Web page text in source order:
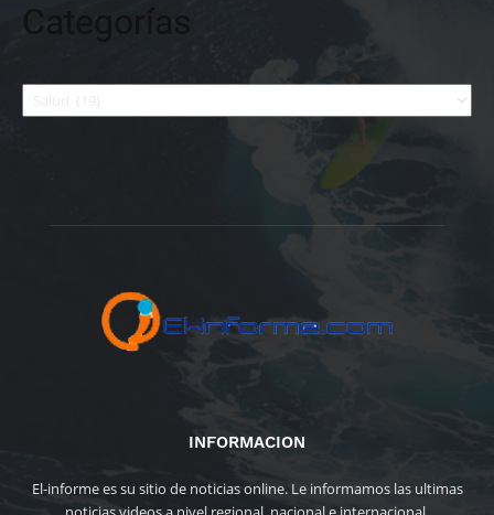
Categorías
Categorías
INFORMACION
El-informe es su sitio de noticias online. Le informamos las ultimas